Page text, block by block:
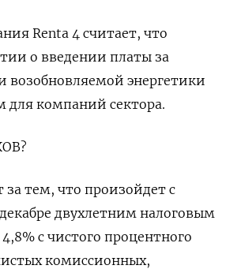
Renta 4 считает, что
о введении платы за
возобновляемой энергетики
для компаний сектора.
за тем, что произойдет с
двухлетним налоговым
с чистого процентного
комиссионных,